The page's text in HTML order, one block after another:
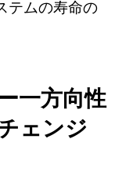
テムの寿命の
一方向性
ェンジ